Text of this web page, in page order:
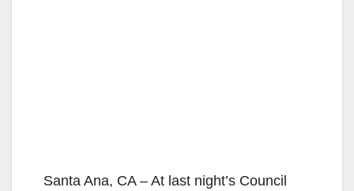
Santa Ana, CA – At last night’s Council